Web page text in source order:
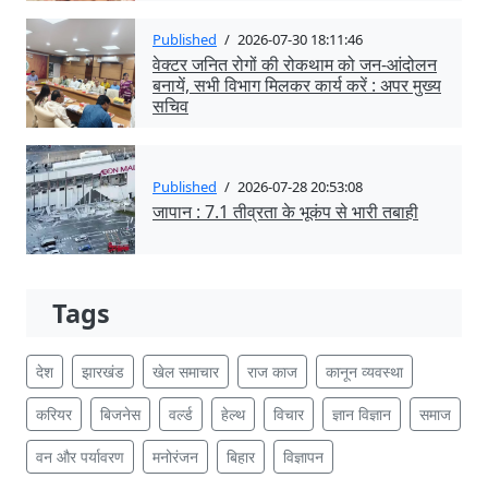
Published / 2026-07-30 18:11:46
वेक्टर जनित रोगों की रोकथाम को जन-आंदोलन
बनायें, सभी विभाग मिलकर कार्य करें : अपर मुख्य
सचिव
Published / 2026-07-28 20:53:08
जापान : 7.1 तीव्रता के भूकंप से भारी तबाही
Tags
देश झारखंड खेल समाचार राज काज कानून व्यवस्था
करियर बिजनेस वर्ल्ड हेल्थ विचार ज्ञान विज्ञान समाज
वन और पर्यावरण मनोरंजन बिहार विज्ञापन